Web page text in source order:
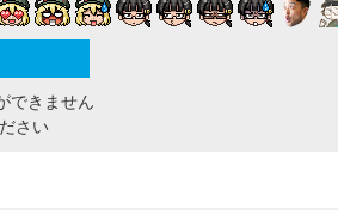
できません
さい